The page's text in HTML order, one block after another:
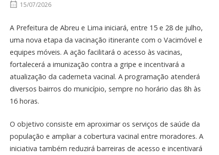
15/07/2026
A Prefeitura de Abreu e Lima iniciará, entre 15 e 28 de julho,
uma nova etapa da vacinação itinerante com o Vacimóvel e
equipes móveis. A ação facilitará o acesso às vacinas,
fortalecerá a imunização contra a gripe e incentivará a
atualização da caderneta vacinal. A programação atenderá
diversos bairros do município, sempre no horário das 8h às
16 horas.
O objetivo consiste em aproximar os serviços de saúde da
população e ampliar a cobertura vacinal entre moradores. A
iniciativa também reduzirá barreiras de acesso e incentivará